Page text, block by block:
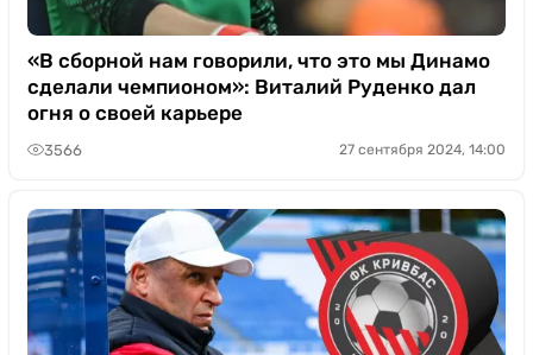
«В сборной нам говорили, что это мы Динамо
сделали чемпионом»: Виталий Руденко дал
огня о своей карьере
3566 27 сентября 2024, 14:00